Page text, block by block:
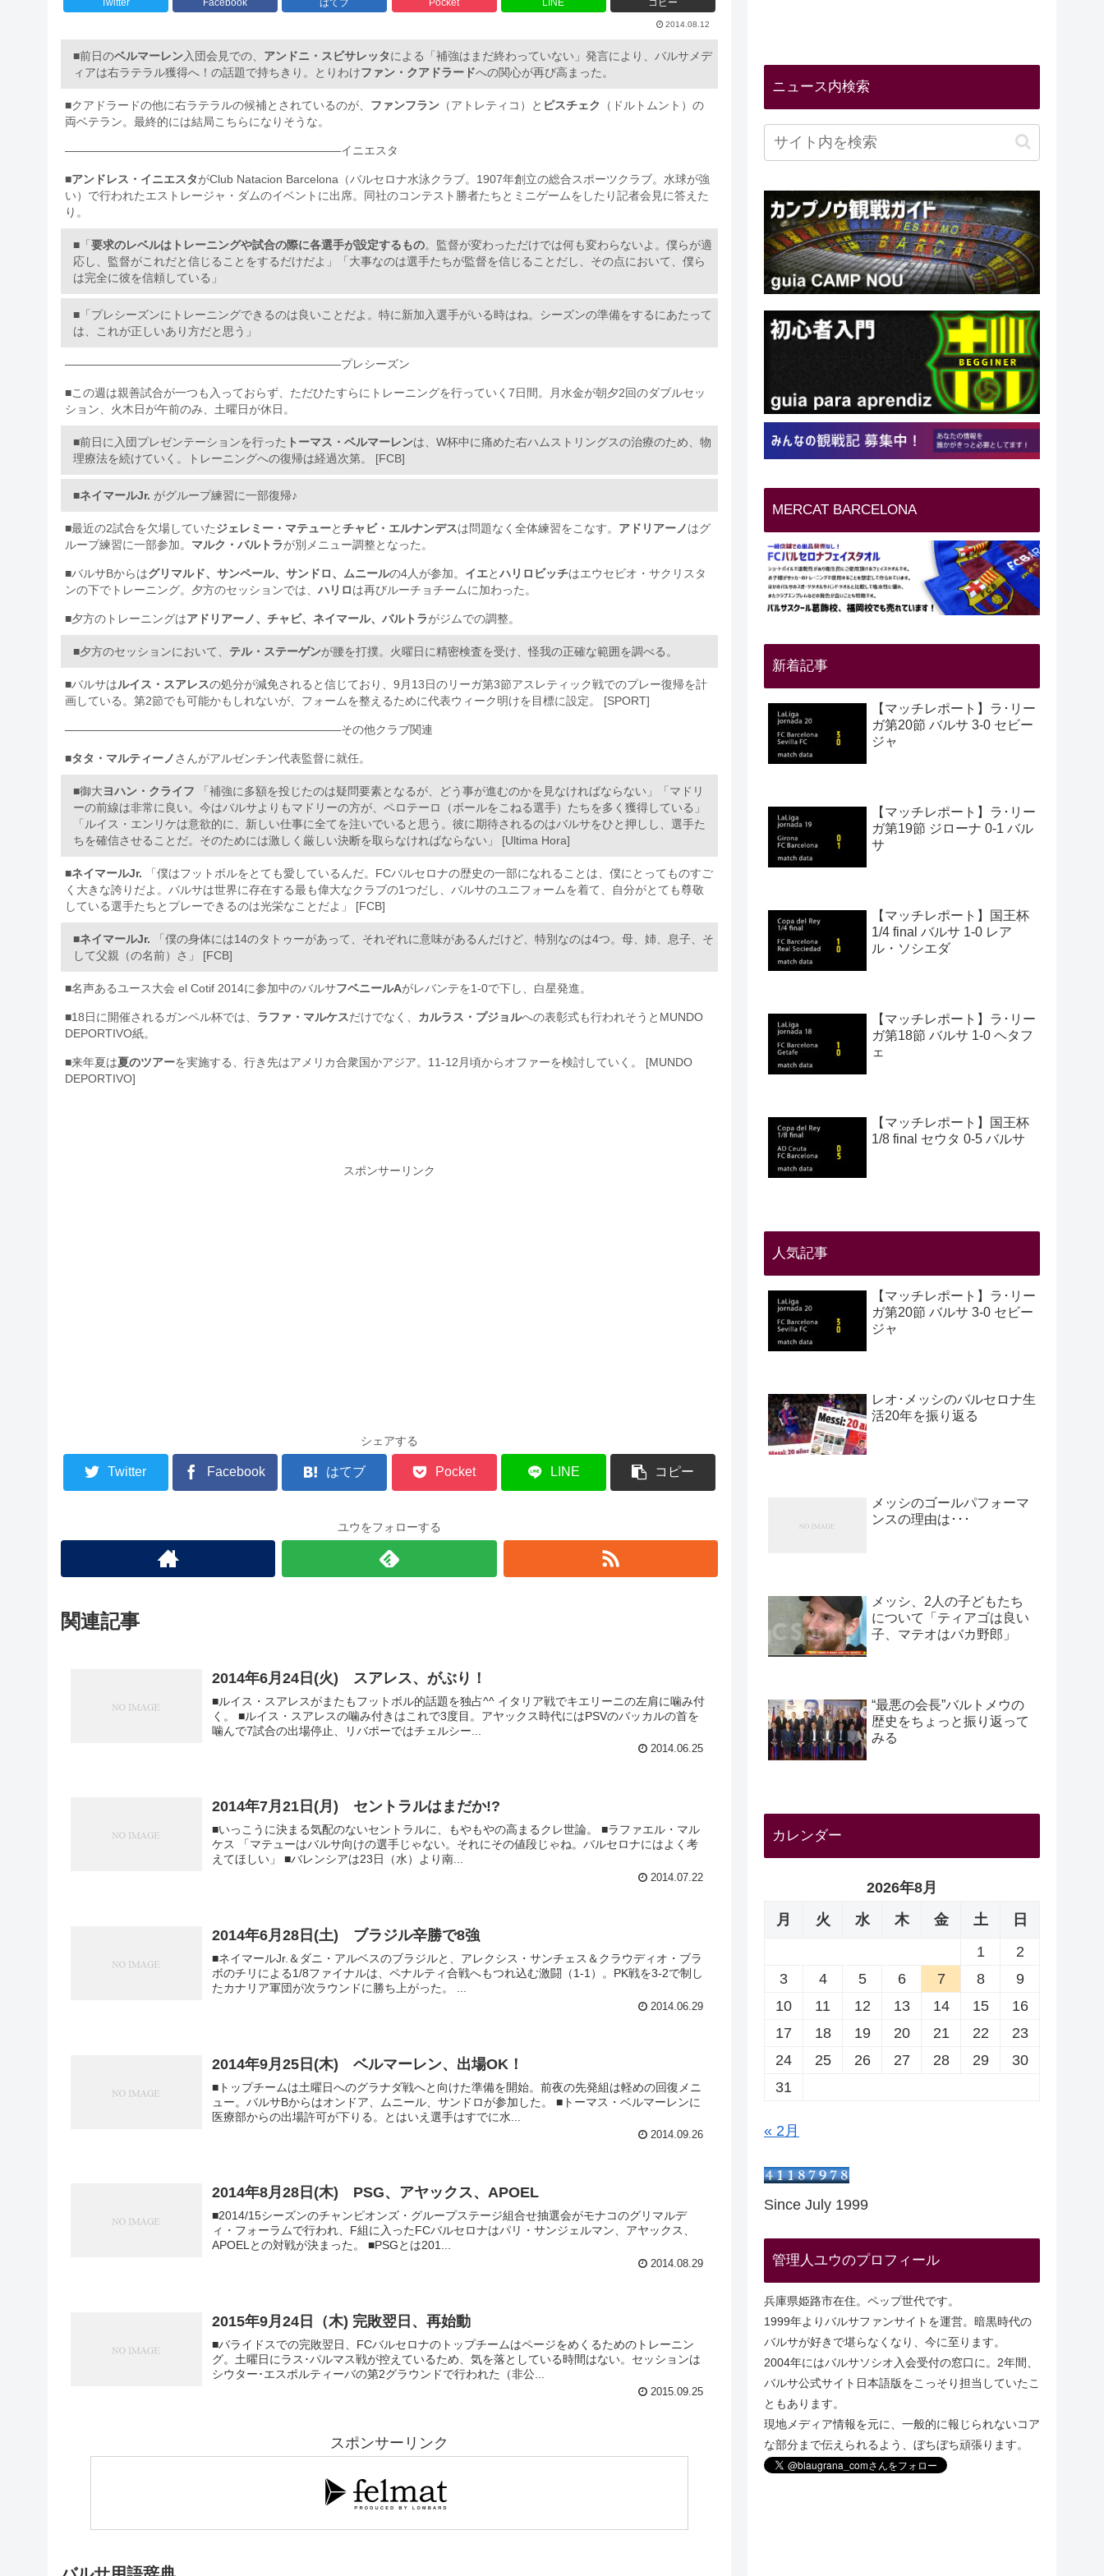
Twitter Facebook はてブ Pocket LINE コピー
2014.08.12
■前日のベルマーレン入団会見での、 アンドニ・スビサレッタによる「補強はまだ終わっていない」発言により、バルサメデ
ィアは右ラテラル獲得へ！の話題で持ちきり。とりわけファン・クアドラードへの関心が再び高まった。
■クアドラードの他に右ラテラルの候補とされているのが、 ファンフラン （アトレティコ）と ピスチェク
（ドルトムント）の
両ベテラン。最終的には結局こちらになりそうな。
————————————————————————イニエスタ
■アンドレス・イニエスタがClub Natacion Barcelona（バルセロナ水泳クラブ。1907年創立の総合スポーツクラブ。水球が強
い）で行われたエストレージャ・ダムのイベントに出席。同社のコンテスト勝者たちとミニゲームをしたり記者会見に答えた
り。
■「 要求のレベルはトレーニングや試合の際に各選手が設定するもの。監督が変わっただけでは何も変わらないよ。僕らが適
応し、監督がこれだと信じることをするだけだよ」「大事なのは選手たちが監督を信じることだし、その点において、僕ら
は完全に彼を信頼している」
■「プレシーズンにトレーニングできるのは良いことだよ。特に新加入選手がいる時はね。シーズンの準備をするにあたって
は、これが正しいあり方だと思う」
————————————————————————プレシーズン
■この週は親善試合が一つも入っておらず、ただひたすらにトレーニングを行っていく7日間。月水金が朝夕2回のダブルセッ
ション、火木日が午前のみ、土曜日が休日。
■前日に入団プレゼンテーションを行った トーマス・ベルマーレンは、W杯中に痛めた右ハムストリングスの治療のため、物
理療法を続けていく。トレーニングへの復帰は経過次第。 [FCB]
■ネイマールJr. がグループ練習に一部復帰♪
■最近の2試合を欠場していたジェレミー・マテューとチャビ・エルナンデスは問題なく全体練習をこなす。 アドリアーノはグ
ループ練習に一部参加。 マルク・バルトラが別メニュー調整となった。
■バルサBからはグリマルド、サンペール、サンドロ、ムニールの4人が参加。 イエとハリロビッチはエウセビオ・サクリスタ
ンの下でトレーニング。夕方のセッションでは、 ハリロは再びルーチョチームに加わった。
■夕方のトレーニングはアドリアーノ、チャビ、ネイマール、バルトラがジムでの調整。
■夕方のセッションにおいて、 テル・ステーゲンが腰を打撲。火曜日に精密検査を受け、怪我の正確な範囲を調べる。
■バルサはルイス・スアレスの処分が減免されると信じており、9月13日のリーガ第3節アスレティック戦でのプレー復帰を計
画している。第2節でも可能かもしれないが、フォームを整えるために代表ウィーク明けを目標に設定。 [SPORT]
————————————————————————その他クラブ関連
■タタ・マルティーノ さんがアルゼンチン代表監督に就任。
■御大ヨハン・クライフ 「補強に多額を投じたのは疑問要素となるが、どう事が進むのかを見なければならない」「マドリ
ーの前線は非常に良い。今はバルサよりもマドリーの方が、ペロテーロ（ボールをこねる選手）たちを多く獲得している」
「ルイス・エンリケは意欲的に、新しい仕事に全てを注いでいると思う。彼に期待されるのはバルサをひと押しし、選手た
ちを確信させることだ。そのためには激しく厳しい決断を取らなければならない」 [Ultima Hora]
■ネイマールJr.
「僕はフットボルをとても愛しているんだ。FCバルセロナの歴史の一部になれることは、僕にとってものすご
く大きな誇りだよ。バルサは世界に存在する最も偉大なクラブの1つだし、バルサのユニフォームを着て、自分がとても尊敬
している選手たちとプレーできるのは光栄なことだよ」 [FCB]
■ネイマールJr.
「僕の身体には14のタトゥーがあって、それぞれに意味があるんだけど、特別なのは4つ。母、姉、息子、そ
して父親（の名前）さ」 [FCB]
■名声あるユース大会 el Cotif 2014に参加中のバルサフベニールAがレバンテを1-0で下し、白星発進。
■18日に開催されるガンペル杯では、 ラファ・マルケスだけでなく、 カルラス・プジョルへの表彰式も行われそうとMUNDO
DEPORTIVO紙。
■来年夏は夏のツアーを実施する、行き先はアメリカ合衆国かアジア。11-12月頃からオファーを検討していく。 [MUNDO
DEPORTIVO]
スポンサーリンク
シェアする
Twitter Facebook はてブ Pocket LINE コピー
ユウをフォローする
関連記事
2014年6月24日(火) スアレス、がぶり！
■ルイス・スアレスがまたもフットボル的話題を独占^^ イタリア戦でキエリーニの左肩に噛み付
く。 ■ルイス・スアレスの噛み付きはこれで3度目。アヤックス時代にはPSVのバッカルの首を
噛んで7試合の出場停止、リバポーではチェルシー...
2014.06.25
2014年7月21日(月) セントラルはまだか!?
■いっこうに決まる気配のないセントラルに、もやもやの高まるクレ世論。 ■ラファエル・マル
ケス 「マテューはバルサ向けの選手じゃない。それにその値段じゃね。バルセロナにはよく考
えてほしい」 ■バレンシアは23日（水）より南...
2014.07.22
2014年6月28日(土) ブラジル辛勝で8強
■ネイマールJr.＆ダニ・アルベスのブラジルと、アレクシス・サンチェス＆クラウディオ・ブラ
ボのチリによる1/8ファイナルは、ペナルティ合戦へもつれ込む激闘（1-1）。PK戦を3-2で制し
たカナリア軍団が次ラウンドに勝ち上がった。 ...
2014.06.29
2014年9月25日(木) ベルマーレン、出場OK！
■トップチームは土曜日へのグラナダ戦へと向けた準備を開始。前夜の先発組は軽めの回復メニ
ュー。バルサBからはオンドア、ムニール、サンドロが参加した。 ■トーマス・ベルマーレンに
医療部からの出場許可が下りる。とはいえ選手はすでに水...
2014.09.26
2014年8月28日(木) PSG、アヤックス、APOEL
■2014/15シーズンのチャンピオンズ・グループステージ組合せ抽選会がモナコのグリマルデ
ィ・フォーラムで行われ、F組に入ったFCバルセロナはパリ・サンジェルマン、アヤックス、
APOELとの対戦が決まった。 ■PSGとは201...
2014.08.29
2015年9月24日（木) 完敗翌日、再始動
■バライドスでの完敗翌日、FCバルセロナのトップチームはページをめくるためのトレーニン
グ。土曜日にラス･パルマス戦が控えているため、気を落としている時間はない。セッションは
シウター･エスポルティーバの第2グラウンドで行われた（非公...
2015.09.25
スポンサーリンク
ニュース内検索
MERCAT BARCELONA
新着記事
【マッチレポート】ラ･リー
ガ第20節 バルサ 3-0 セビー
ジャ
【マッチレポート】ラ･リー
ガ第19節 ジローナ 0-1 バル
サ
【マッチレポート】国王杯
1/4 final バルサ 1-0 レア
ル・ソシエダ
【マッチレポート】ラ･リー
ガ第18節 バルサ 1-0 ヘタフ
ェ
【マッチレポート】国王杯
1/8 final セウタ 0-5 バルサ
人気記事
【マッチレポート】ラ･リー
ガ第20節 バルサ 3-0 セビー
ジャ
レオ･メッシのバルセロナ生
活20年を振り返る
メッシのゴールパフォーマ
ンスの理由は･･･
メッシ、2人の子どもたち
について「ティアゴは良い
子、マテオはバカ野郎」
“最悪の会長”バルトメウの
歴史をちょっと振り返って
みる
カレンダー
2026年8月
月
火 水 木 金 土
日
1
2
3
4 5 6 7 8
9
10
11 12 13 14 15
16
17
18 19 20 21 22
23
24
25 26 27 28 29
30
31
« 2月
Since July 1999
管理人ユウのプロフィール
兵庫県姫路市在住。ペップ世代です。
1999年よりバルサファンサイトを運営。暗黒時代の
バルサが好きで堪らなくなり、今に至ります。
2004年にはバルサソシオ入会受付の窓口に。2年間、
バルサ公式サイト日本語版をこっそり担当していたこ
ともあります。
現地メディア情報を元に、一般的に報じられないコア
な部分まで伝えられるよう、ぼちぼち頑張ります。